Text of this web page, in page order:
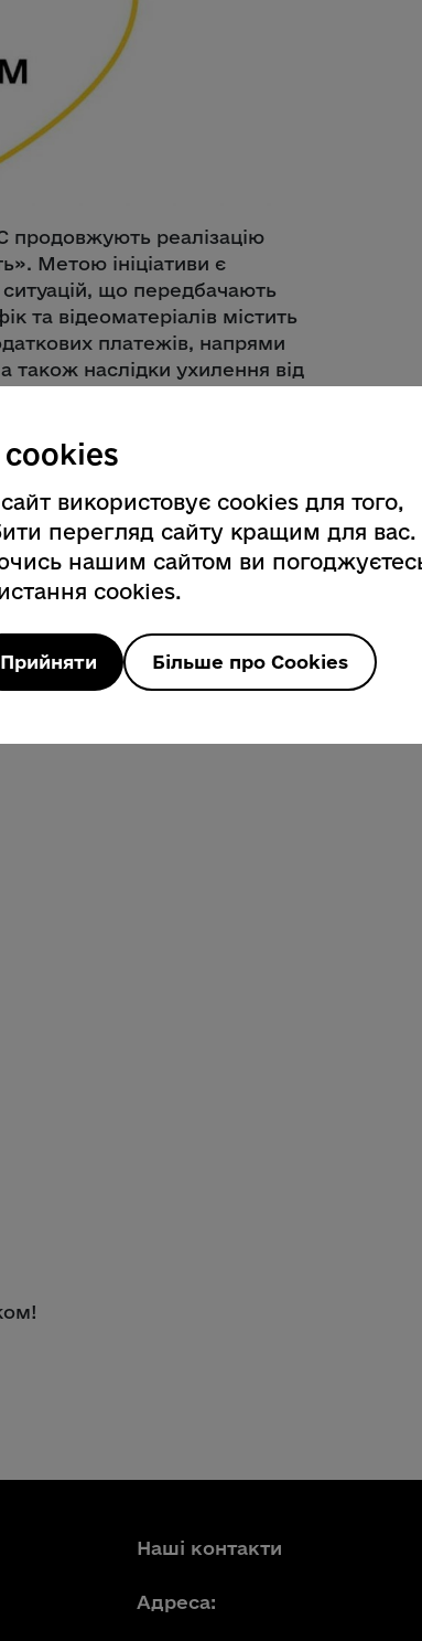
продовжують реалізацію
Метою ініціативи є
що передбачають
та відеоматеріалів містить
платежів, напрями
також наслідки ухилення від
витрат 2025 року на
цієї та інших
залежить від
Наші контакти
Адреса:
використовує cookies для того,
перегляд сайту кращим для вас.
нашим сайтом ви
cookies.
Прийняти Більше про Cookies